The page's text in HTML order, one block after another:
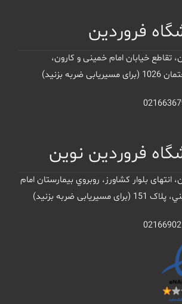
فروردین
تقاطع خیابان امام خمینی و کارون،
مسیریابی ضربه بزنید)
فروردین نوین
انتهای بلوار کشاورز، روبروي بيمارستان امام
(برای مسیریابی ضربه بزنید)